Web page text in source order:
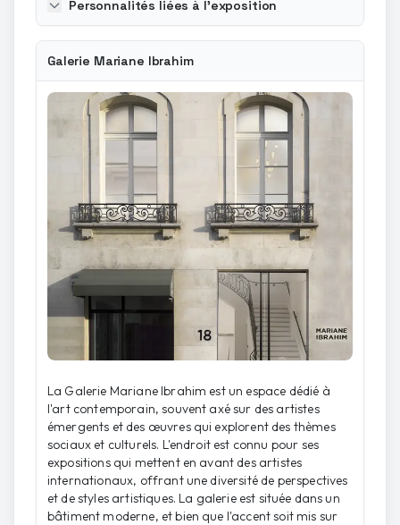
Personnalités liées à l'exposition
Galerie Mariane Ibrahim
La Galerie Mariane Ibrahim est un espace dédié à
l'art contemporain, souvent axé sur des artistes
émergents et des œuvres qui explorent des thèmes
sociaux et culturels. L'endroit est connu pour ses
expositions qui mettent en avant des artistes
internationaux, offrant une diversité de perspectives
et de styles artistiques. La galerie est située dans un
bâtiment moderne, et bien que l'accent soit mis sur